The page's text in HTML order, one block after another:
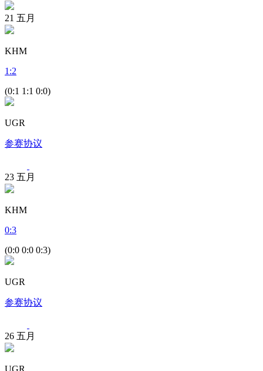
21 五月
KHM
1 :2
(0:1 1:1 0:0)
UGR
参赛协议
23 五月
KHM
0:3
(0:0 0:0 0:3)
UGR
参赛协议
26 五月
UGR